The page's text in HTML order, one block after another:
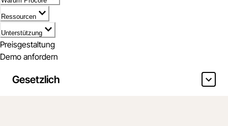
Ressourcen
Unterstützung
Preisgestaltung
Demo anfordern
Gesetzlich